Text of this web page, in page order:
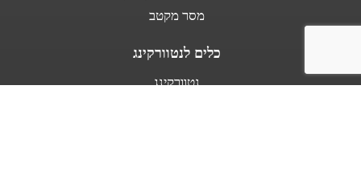
מסר מקטב
כלים לנטוורקינג
נטוורקינג